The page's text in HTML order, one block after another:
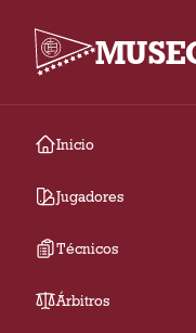
Inicio
Jugadores
Técnicos
Árbitros